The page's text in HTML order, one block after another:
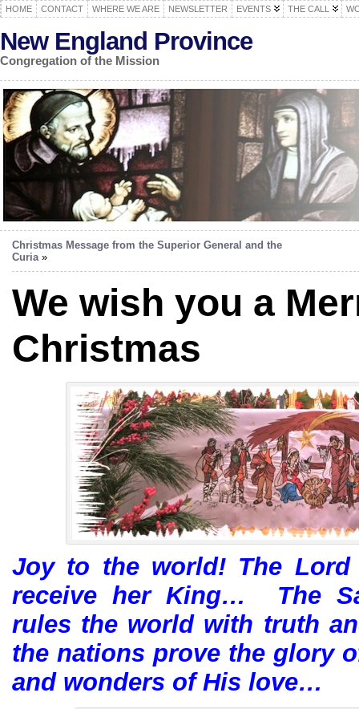
HOME CONTACT WHERE WE ARE NEWSLETTER EVENTS THE CALL
New England Province
Congregation of the Mission
Christmas Message from the Superior General and the
Curia»
We wish you a
Christmas
Joy to the world! The
receive her King… The
rules the world with truth
the nations prove the glory
and wonders of His love…